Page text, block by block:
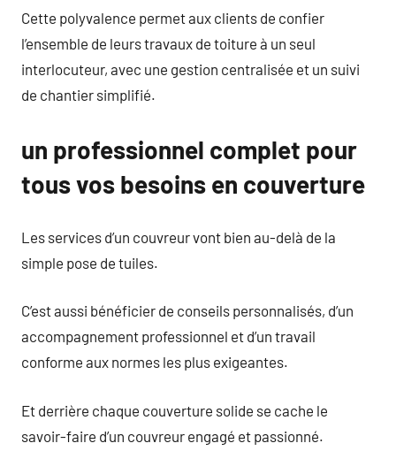
Cette polyvalence permet aux clients de confier
l’ensemble de leurs travaux de toiture à un seul
interlocuteur, avec une gestion centralisée et un suivi
de chantier simplifié.
un professionnel complet pour
tous vos besoins en couverture
Les services d’un couvreur vont bien au-delà de la
simple pose de tuiles.
C’est aussi bénéficier de conseils personnalisés, d’un
accompagnement professionnel et d’un travail
conforme aux normes les plus exigeantes.
Et derrière chaque couverture solide se cache le
savoir-faire d’un couvreur engagé et passionné.